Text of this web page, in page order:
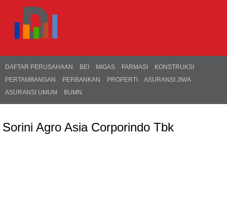
DAFTAR PERUSAHAAN BEI MIGAS FARMASI
KONSTRUKSI
PERTAMBANGAN
PERBANKAN PROPERTI
ASURANSI JIWA
ASURANSI UMUM
BUMN
Sorini Agro Asia Corporindo Tbk